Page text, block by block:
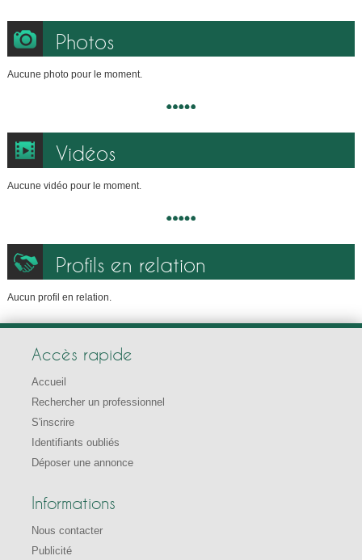
Photos
Aucune photo pour le moment.
Vidéos
Aucune vidéo pour le moment.
Profils en relation
Aucun profil en relation.
Accès rapide
Accueil
Rechercher un professionnel
S'inscrire
Identifiants oubliés
Déposer une annonce
Informations
Nous contacter
Publicité